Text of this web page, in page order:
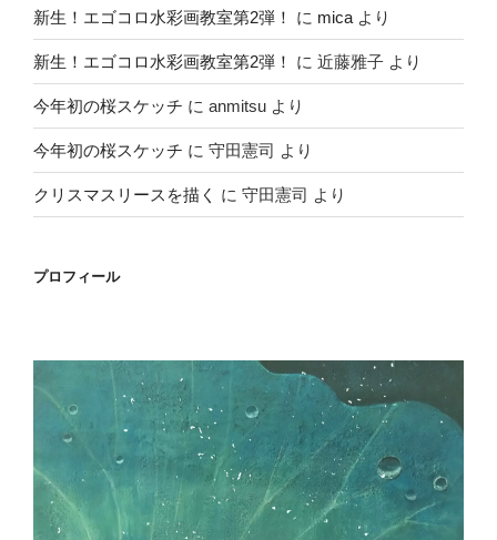
新生！エゴコロ水彩画教室第2弾！ に mica より
新生！エゴコロ水彩画教室第2弾！ に 近藤雅子 より
今年初の桜スケッチ に anmitsu より
今年初の桜スケッチ に 守田憲司 より
クリスマスリースを描く に 守田憲司 より
プロフィール